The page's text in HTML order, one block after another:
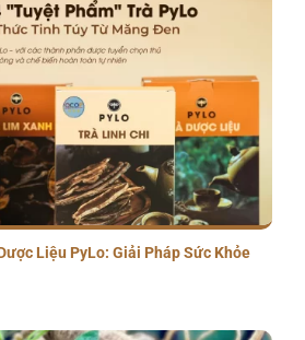
Liệu PyLo: Giải Pháp Sức Khỏe